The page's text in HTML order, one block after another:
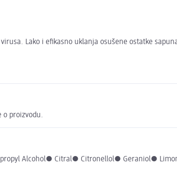
Lako i efikasno uklanja osušene ostatke
o proizvodu.
Alcohol● Citral● Citronellol● Geraniol●